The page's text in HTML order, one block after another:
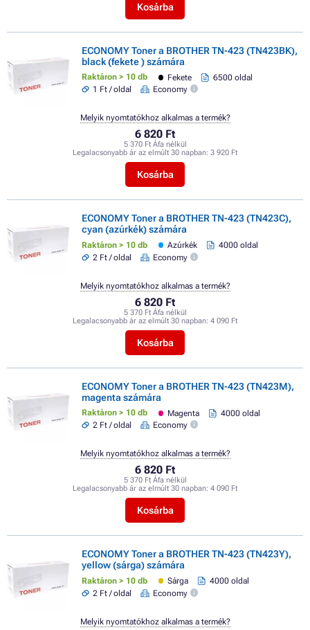
Kosárba
ECONOMY Toner a BROTHER TN-423 (TN423BK),
black (fekete ) számára
Raktáron > 10 db Fekete
6500 oldal
1 Ft / oldal
Economy
6 820 Ft
5 370 Ft Áfa nélkül
Legalacsonyabb ár az elmúlt 30 napban: 3 920 Ft
Kosárba
Melyik nyomtatókhoz alkalmas a termék?
ECONOMY Toner a BROTHER TN-423 (TN423C),
cyan (azúrkék) számára
Raktáron > 10 db Azúrkék
4000 oldal
2 Ft / oldal
Economy
6 820 Ft
5 370 Ft Áfa nélkül
Legalacsonyabb ár az elmúlt 30 napban: 4 090 Ft
Kosárba
Melyik nyomtatókhoz alkalmas a termék?
ECONOMY Toner a BROTHER TN-423 (TN423M),
magenta számára
Raktáron > 10 db Magenta
4000 oldal
2 Ft / oldal
Economy
6 820 Ft
5 370 Ft Áfa nélkül
Legalacsonyabb ár az elmúlt 30 napban: 4 090 Ft
Kosárba
Melyik nyomtatókhoz alkalmas a termék?
ECONOMY Toner a BROTHER TN-423 (TN423Y),
yellow (sárga) számára
Raktáron > 10 db Sárga
4000 oldal
2 Ft / oldal
Economy
Melyik nyomtatókhoz alkalmas a termék?